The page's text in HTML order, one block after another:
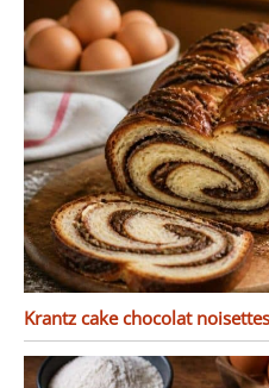
Krantz cake chocolat